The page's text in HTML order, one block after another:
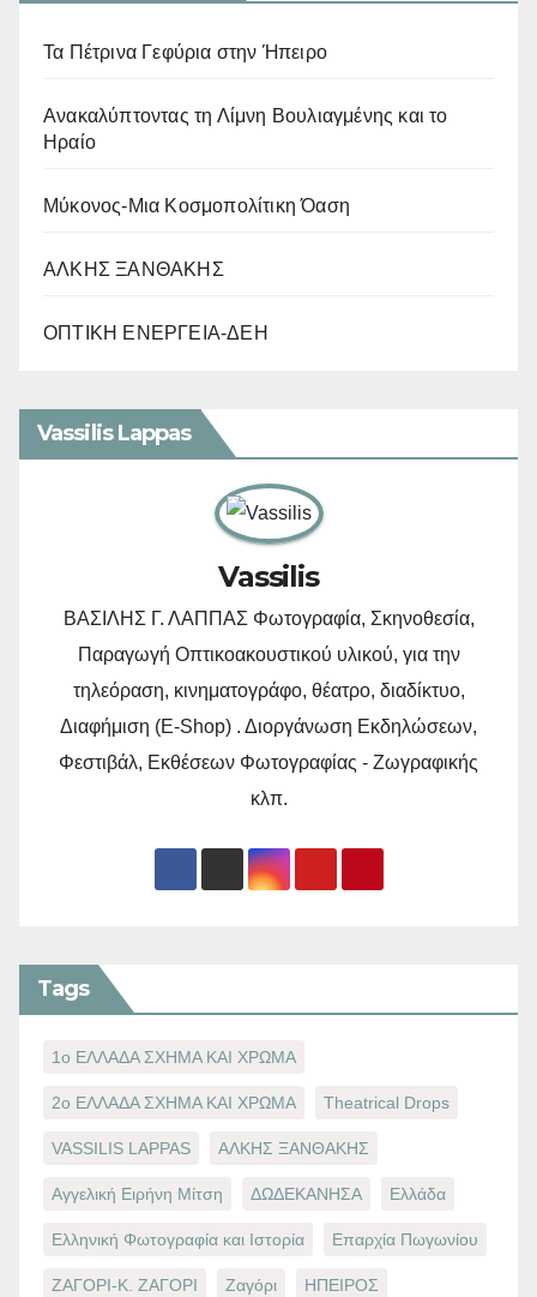
Τα Πέτρινα Γεφύρια στην Ήπειρο
Ανακαλύπτοντας τη Λίμνη Βουλιαγμένης και το
Ηραίο
Μύκονος-Μια Κοσμοπολίτικη Όαση
ΑΛΚΗΣ ΞΑΝΘΑΚΗΣ
ΟΠΤΙΚΗ ΕΝΕΡΓΕΙΑ-ΔΕΗ
Vassilis Lappas
Vassilis
ΒΑΣΙΛΗΣ Γ. ΛΑΠΠΑΣ Φωτογραφία, Σκηνοθεσία,
Παραγωγή Οπτικοακουστικού υλικού, για την
τηλεόραση, κινηματογράφο, θέατρο, διαδίκτυο,
Διαφήμιση (E-Shop) . Διοργάνωση Εκδηλώσεων,
Φεστιβάλ, Εκθέσεων Φωτογραφίας - Ζωγραφικής
κλπ.
Tags
1ο ΕΛΛΑΔΑ ΣΧΗΜΑ ΚΑΙ ΧΡΩΜΑ
2ο ΕΛΛΑΔΑ ΣΧΗΜΑ ΚΑΙ ΧΡΩΜΑ Theatrical Drops
VASSILIS LAPPAS ΑΛΚΗΣ ΞΑΝΘΑΚΗΣ
Αγγελική Ειρήνη Μίτση ΔΩΔΕΚΑΝΗΣΑ Ελλάδα
Ελληνική Φωτογραφία και Ιστορία Επαρχία Πωγωνίου
ΖΑΓΟΡΙ-Κ. ΖΑΓΟΡΙ Ζαγόρι ΗΠΕΙΡΟΣ